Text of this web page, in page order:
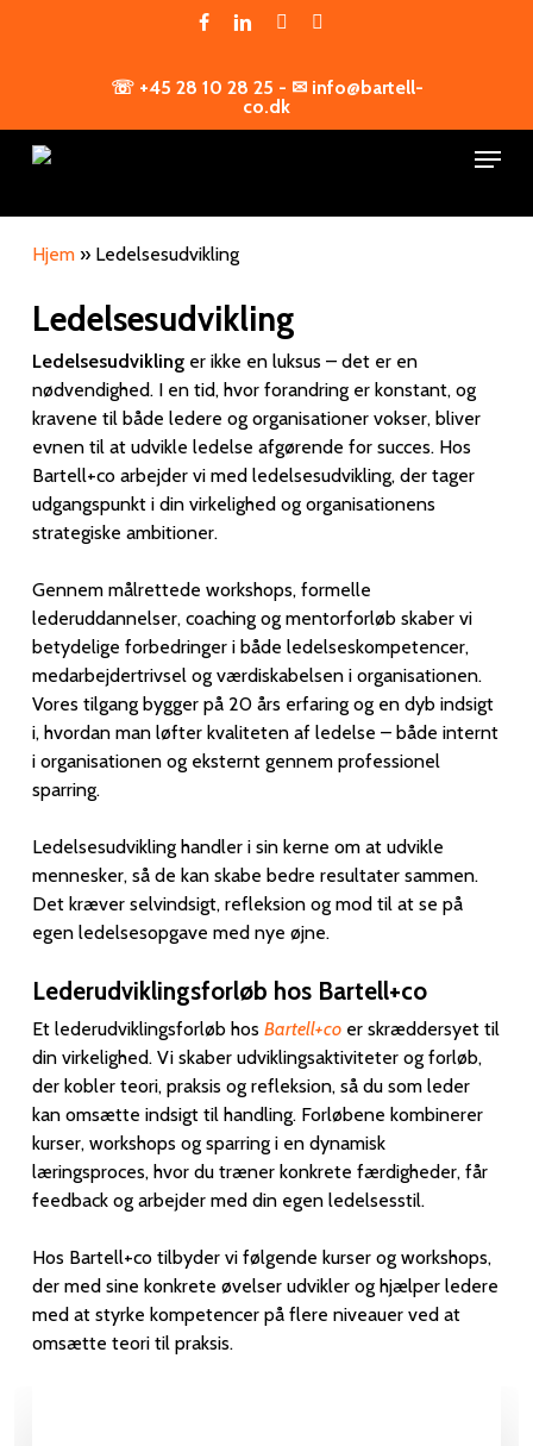
facebooklinkedin
☏ +45 28 10 28 25 - ✉ info@bartell-
co.dk
Menu
Hjem» Ledelsesudvikling
Ledelsesudvikling
Ledelsesudvikling er ikke en luksus – det er en
nødvendighed. I en tid, hvor forandring er konstant, og
kravene til både ledere og organisationer vokser, bliver
evnen til at udvikle ledelse afgørende for succes. Hos
Bartell+co arbejder vi med ledelsesudvikling, der tager
udgangspunkt i din virkelighed og organisationens
strategiske ambitioner.
Gennem målrettede workshops, formelle
lederuddannelser, coaching og mentorforløb skaber vi
betydelige forbedringer i både ledelseskompetencer,
medarbejdertrivsel og værdiskabelsen i organisationen.
Vores tilgang bygger på 20 års erfaring og en dyb indsigt
i, hvordan man løfter kvaliteten af ledelse – både internt
i organisationen og eksternt gennem professionel
sparring.
Ledelsesudvikling handler i sin kerne om at udvikle
mennesker, så de kan skabe bedre resultater sammen.
Det kræver selvindsigt, refleksion og mod til at se på
egen ledelsesopgave med nye øjne.
Lederudviklingsforløb hos Bartell+co
Et lederudviklingsforløb hos Bartell+coer skræddersyet til
din virkelighed. Vi skaber udviklingsaktiviteter og forløb,
der kobler teori, praksis og refleksion, så du som leder
kan omsætte indsigt til handling. Forløbene kombinerer
kurser, workshops og sparring i en dynamisk
læringsproces, hvor du træner konkrete færdigheder, får
feedback og arbejder med din egen ledelsesstil.
Hos Bartell+co tilbyder vi følgende kurser og workshops,
der med sine konkrete øvelser udvikler og hjælper ledere
med at styrke kompetencer på flere niveauer ved at
omsætte teori til praksis.